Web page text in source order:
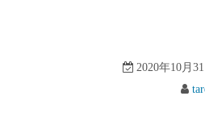
2020年10月31